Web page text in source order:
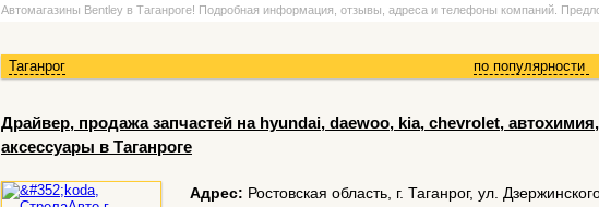
Автомагазины Bentley в Таганроге! Подробная информация, отзывы, адреса и телефоны компаний.
Таганрог по популярности
Драйвер, продажа запчастей на hyundai, daewoo, kia, сhevrolet,
аксессуары в Таганроге
Адрес: Ростовская область, г. Таганрог, ул.